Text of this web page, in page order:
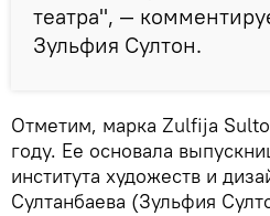
театра", —
Зульфия Султон.
Отметим, марка Zulfija
году. Ее основала
института художеств и
Султанбаева (Зульфия